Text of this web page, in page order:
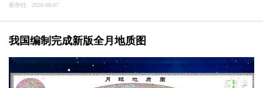
新华社 2026-08-07
我国编制完成新版全月地质图